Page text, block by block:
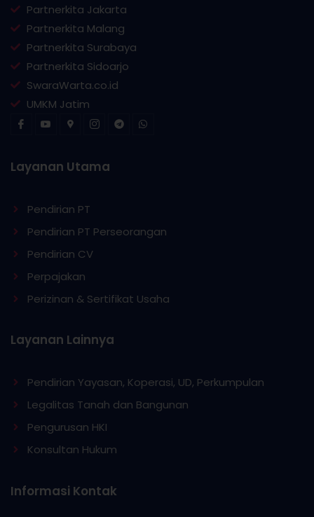
Partnerkita Jakarta
Partnerkita Malang
Partnerkita Surabaya
Partnerkita Sidoarjo
SwaraWarta.co.id
UMKM Jatim
Layanan Utama
Pendirian PT
Pendirian PT Perseorangan
Pendirian CV
Perpajakan
Perizinan & Sertifikat Usaha
Layanan Lainnya
Pendirian Yayasan, Koperasi, UD, Perkumpulan
Legalitas Tanah dan Bangunan
Pengurusan HKI
Konsultan Hukum
Informasi Kontak